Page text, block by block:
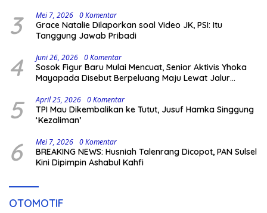
3 Mei 7, 2026 0 Komentar
Grace Natalie Dilaporkan soal Video JK, PSI: Itu
Tanggung Jawab Pribadi
4 Juni 26, 2026 0 Komentar
Sosok Figur Baru Mulai Mencuat, Senior Aktivis Yhoka
Mayapada Disebut Berpeluang Maju Lewat Jalur
5 April 25, 2026 0 Komentar
TPI Mau Dikembalikan ke Tutut, Jusuf Hamka Singgung
‘Kezaliman’
6 Mei 7, 2026 0 Komentar
BREAKING NEWS: Husniah Talenrang Dicopot, PAN Sulsel
Kini Dipimpin Ashabul Kahfi
OTOMOTIF